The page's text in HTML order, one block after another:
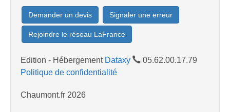
Demander un devis Signaler une erreur
Rejoindre le réseau LaFrance
Edition - Hébergement Dataxy
05.62.00.17.79
Politique de confidentialité
Chaumont.fr 2026